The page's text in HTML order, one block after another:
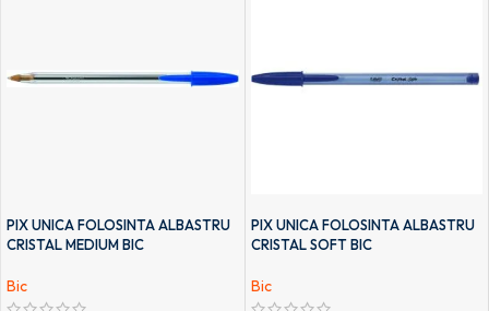
PIX UNICA FOLOSINTA ALBASTRU
CRISTAL MEDIUM BIC
Bic
PIX UNICA FOLOSINTA ALBASTRU
CRISTAL SOFT BIC
Bic